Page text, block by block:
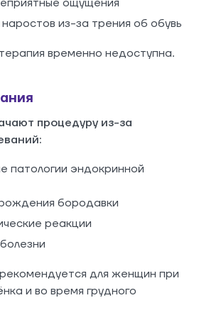
из-за трения об обувь
временно недоступна.
процедуру из-за
патологии эндокринной
бородавки
реакции
для женщин при
и во время грудного